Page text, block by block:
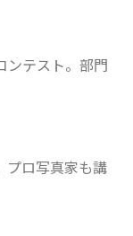
ンテスト。部門
プロ写真家も講